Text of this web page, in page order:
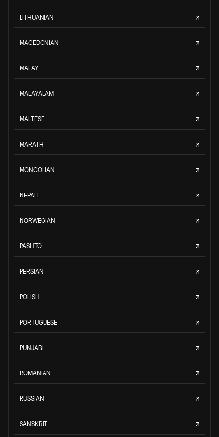
LITHUANIAN
MACEDONIAN
MALAY
MALAYALAM
MALTESE
MARATHI
MONGOLIAN
NEPALI
NORWEGIAN
PASHTO
PERSIAN
POLISH
PORTUGUESE
PUNJABI
ROMANIAN
RUSSIAN
SANSKRIT